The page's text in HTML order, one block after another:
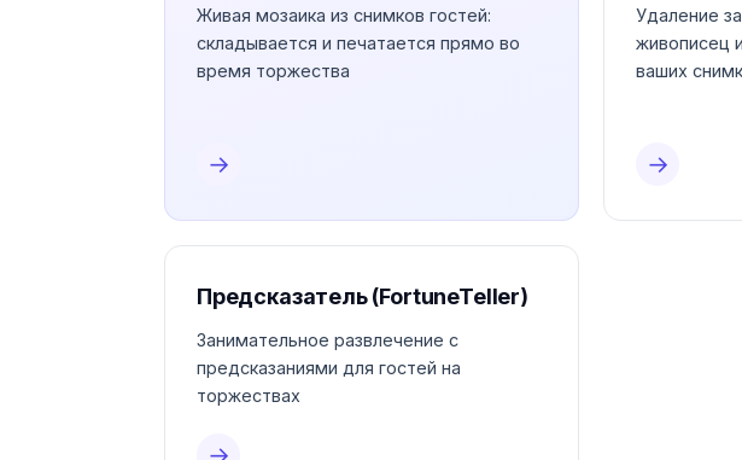
Живая мозаика из снимков гостей:
складывается и печатается прямо во
время торжества
→
Удаление
живописец
ваших
→
Предсказатель (FortuneTeller)
Занимательное развлечение с
предсказаниями для гостей на
торжествах